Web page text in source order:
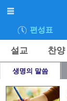
편성표
설교 찬양
생명의 말씀